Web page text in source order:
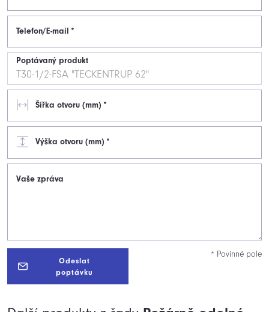
Telefon/E-mail *
Poptávaný produkt
Šířka otvoru (mm) *
Výška otvoru (mm) *
Vaše zpráva
Odeslat
poptávku
* Povinné pole